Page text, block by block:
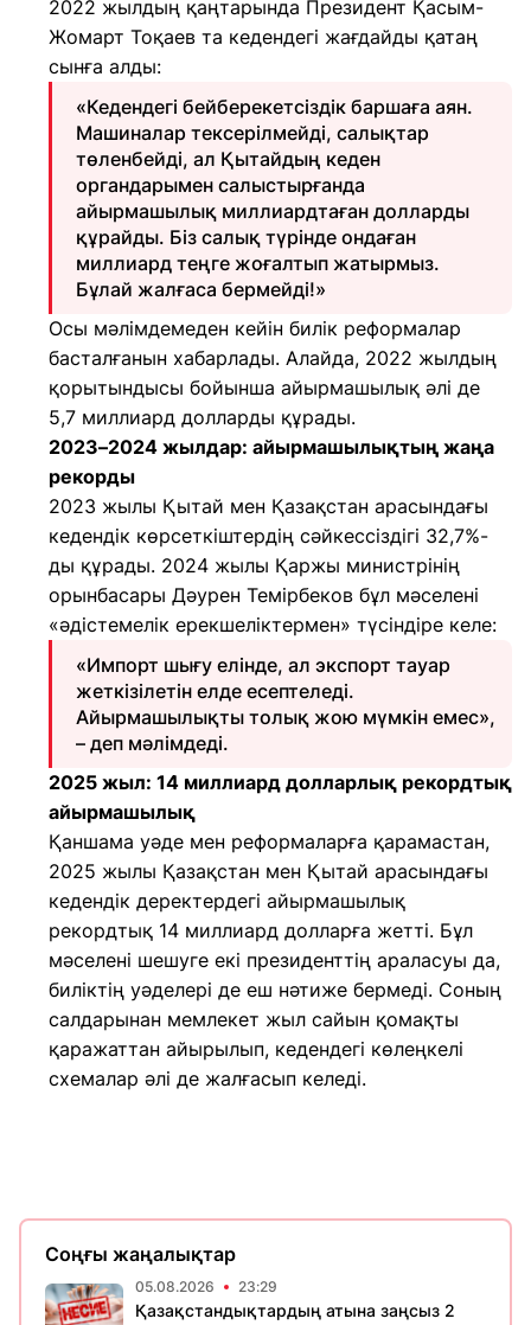
2022 жылдың қаңтарында Президент Қасым-
Жомарт Тоқаев та кедендегі жағдайды қатаң
сынға алды:
«Кедендегі бейберекетсіздік баршаға аян.
Машиналар тексерілмейді, салықтар
төленбейді, ал Қытайдың кеден
органдарымен салыстырғанда
айырмашылық миллиардтаған долларды
құрайды. Біз салық түрінде ондаған
миллиард теңге жоғалтып жатырмыз.
Бұлай жалғаса бермейді!»
Осы мәлімдемеден кейін билік реформалар
басталғанын хабарлады. Алайда, 2022 жылдың
қорытындысы бойынша айырмашылық әлі де
5,7 миллиард долларды құрады.
2023–2024 жылдар: айырмашылықтың жаңа
рекорды
2023 жылы Қытай мен Қазақстан арасындағы
кедендік көрсеткіштердің сәйкессіздігі 32,7%-
ды құрады. 2024 жылы Қаржы министрінің
орынбасары Дәурен Темірбеков бұл мәселені
«әдістемелік ерекшеліктермен» түсіндіре келе:
«Импорт шығу елінде, ал экспорт тауар
жеткізілетін елде есептеледі.
Айырмашылықты толық жою мүмкін емес»,
– деп мәлімдеді.
2025 жыл: 14 миллиард долларлық рекордтық
айырмашылық
Қаншама уәде мен реформаларға қарамастан,
2025 жылы Қазақстан мен Қытай арасындағы
кедендік деректердегі айырмашылық
рекордтық 14 миллиард долларға жетті. Бұл
мәселені шешуге екі президенттің араласуы да,
биліктің уәделері де еш нәтиже бермеді. Соның
салдарынан мемлекет жыл сайын қомақты
қаражаттан айырылып, кедендегі көлеңкелі
схемалар әлі де жалғасып келеді.
Соңғы жаңалықтар
05.08.2026 23:29
Қазақстандықтардың атына заңсыз 2